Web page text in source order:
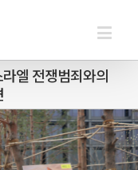
엘 전쟁범죄와의